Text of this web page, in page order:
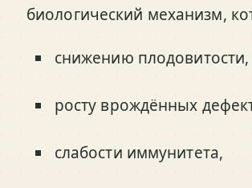
биологический механизм,
снижению плодовитости,
росту врождённых
слабости иммунитета,